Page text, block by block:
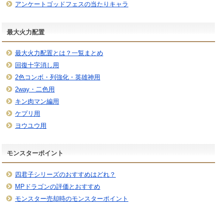
アンケートゴッドフェスの当たりキャラ
最大火力配置
最大火力配置とは？一覧まとめ
回復十字消し用
2色コンボ・列強化・英雄神用
2way・二色用
キン肉マン編用
ケプリ用
ヨウユウ用
モンスターポイント
四君子シリーズのおすすめはどれ？
MPドラゴンの評価とおすすめ
モンスター売却時のモンスターポイント